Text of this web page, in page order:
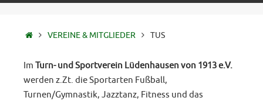
STARTSEITE
VEREINE & MITGLIEDER TUS
Im Turn- und Sportverein Lüdenhausen von 1913 e.V.
werden z.Zt. die Sportarten Fußball,
Turnen/Gymnastik, Jazztanz, Fitness und das